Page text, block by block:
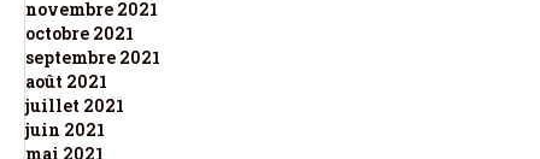
novembre 2021
octobre 2021
septembre 2021
août 2021
juillet 2021
juin 2021
mai 2021